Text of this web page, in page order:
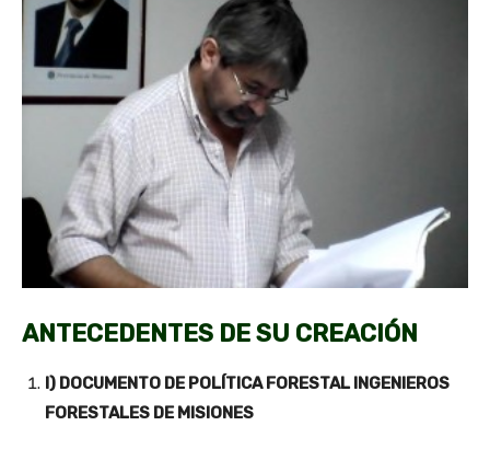
ANTECEDENTES DE SU CREACIÓN
I) DOCUMENTO DE POLÍTICA FORESTAL INGENIEROS
FORESTALES DE MISIONES